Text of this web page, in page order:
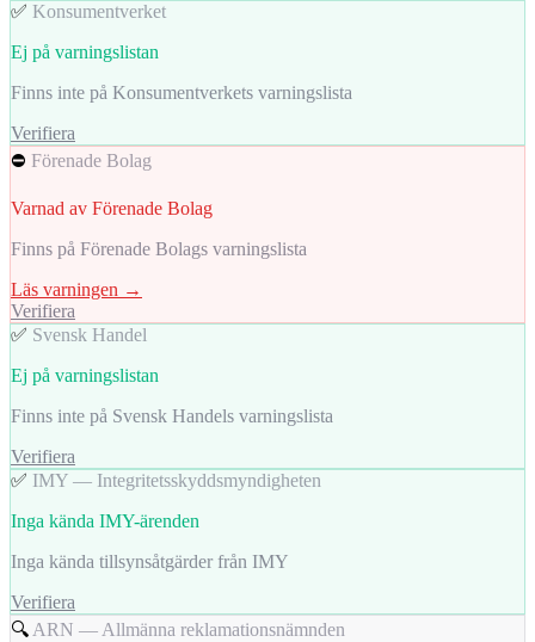
✅ Konsumentverket
Ej på varningslistan
Finns inte på Konsumentverkets varningslista
Verifiera
⛔ Förenade Bolag
Varnad av Förenade Bolag
Finns på Förenade Bolags varningslista
Läs varningen →
Verifiera
✅ Svensk Handel
Ej på varningslistan
Finns inte på Svensk Handels varningslista
Verifiera
✅ IMY — Integritetsskyddsmyndigheten
Inga kända IMY-ärenden
Inga kända tillsynsåtgärder från IMY
Verifiera
🔍 ARN — Allmänna reklamationsnämnden